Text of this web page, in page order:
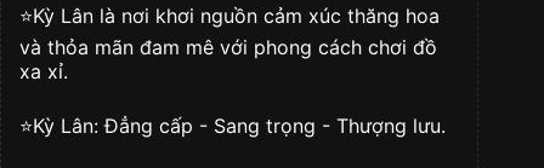
⭐️Kỳ Lân là nơi khơi nguồn cảm xúc thăng hoa
và thỏa mãn đam mê với phong cách chơi đồ
xa xỉ.
⭐️Kỳ Lân: Đẳng cấp - Sang trọng - Thượng lưu.